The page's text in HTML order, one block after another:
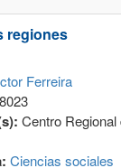
regiones
Ferreira
Centro
Ciencias sociales